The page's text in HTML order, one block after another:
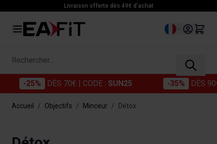
Livraison offerte dès 49€ d'achat
Langue
Rechercher...
-25% DÈS 70€| CODE :SUN25 -35% DÈS 90€|
Accueil / Objectifs / Minceur / Détox